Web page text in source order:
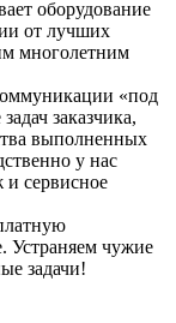
оборудование
от лучших
многолетним
«под
заказчика,
выполненных
у нас
и сервисное
Устраняем чужие
задачи!